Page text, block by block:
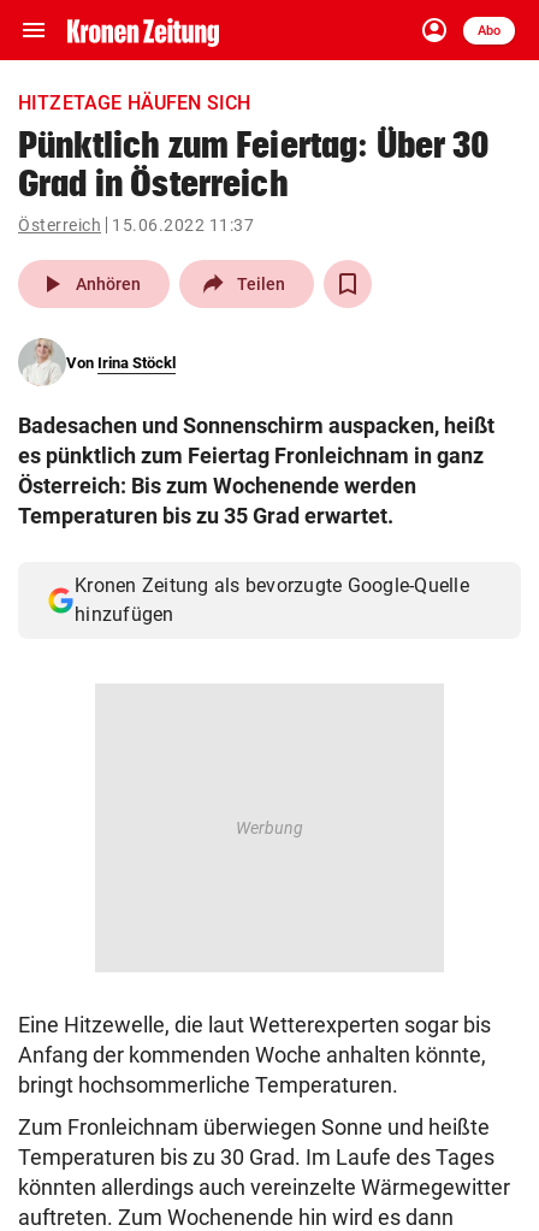
menu Navigation
ein-/ausklappen
account_circle
Anmelden
Abo
close Schließen
account_circle Anmelden
pin_drop
Wien arrow_right
search
eingeben
Muthgasse 2, 1190 Wien
HITZETAGE HÄUFEN SICH
Pünktlich zum Feiertag: Über 30
Grad in Österreich
Österreich 15.06.2022 11:37
play_arrow Anhören Teilen
Von Irina Stöckl
Badesachen und Sonnenschirm auspacken, heißt
es pünktlich zum Feiertag Fronleichnam in ganz
Österreich: Bis zum Wochenende werden
Temperaturen bis zu 35 Grad erwartet.
Kronen Zeitung als bevorzugte Google-Quelle
hinzufügen
Eine Hitzewelle, die laut Wetterexperten sogar bis
Anfang der kommenden Woche anhalten könnte,
bringt hochsommerliche Temperaturen.
Zum Fronleichnam überwiegen Sonne und heißte
Temperaturen bis zu 30 Grad. Im Laufe des Tages
könnten allerdings auch vereinzelte Wärmegewitter
auftreten. Zum Wochenende hin wird es dann